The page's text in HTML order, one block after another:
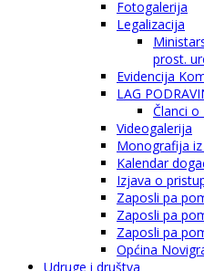
Fotogalerija
Legalizacija
prost.
Evidencija
LAG
Članci o
Videogalerija
Monografija iz
Kalendar
Izjava o
Zaposli pa
Zaposli pa
Zaposli pa
Općina
Udruge i društva